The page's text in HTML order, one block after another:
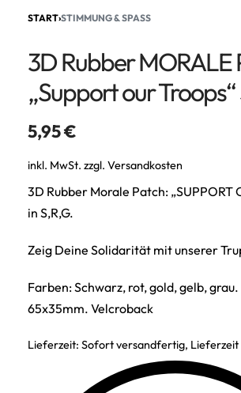
START›STIMMUNG & SPASS
3D Rubber MORALE
„Support our Troops“
5,95€
inkl. MwSt. zzgl. Versandkosten
3D Rubber Morale Patch: „SUPPORT
in S,R,G.
Zeig Deine Solidarität mit unserer
Farben: Schwarz, rot, gold, gelb,
65x35mm. Velcroback
Lieferzeit: Sofort versandfertig, Lieferzeit